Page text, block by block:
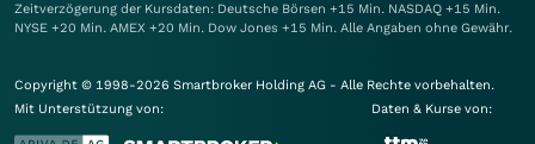
Zeitverzögerung der Kursdaten: Deutsche Börsen +15 Min. NASDAQ +15 Min.
NYSE +20 Min. AMEX +20 Min. Dow Jones +15 Min. Alle Angaben ohne Gewähr.
Copyright © 1998-2026 Smartbroker Holding AG - Alle Rechte vorbehalten.
Mit Unterstützung von:
Daten & Kurse von: